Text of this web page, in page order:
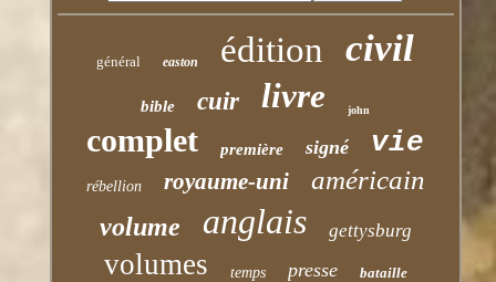
général easton édition civil
bible cuir livre john
complet première signé vie
rébellion royaume-uni américain
volume anglais gettysburg
volumes temps presse bataille